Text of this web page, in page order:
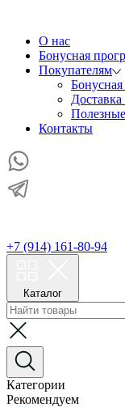
О нас
Бонусная
Покупателям
Доставка
Контакты
+7 (914) 161-80-94
Каталог
Категории
Рекомендуем